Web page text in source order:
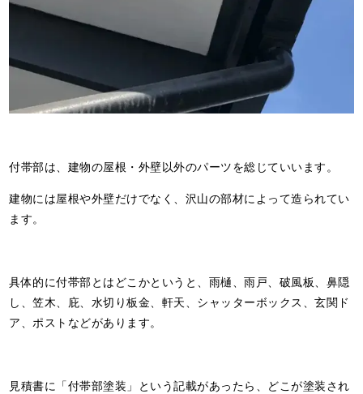
付帯部は、建物の屋根・外壁以外のパーツを総じていいます。
建物には屋根や外壁だけでなく、沢山の部材によって造られてい
ます。
具体的に付帯部とはどこかというと、雨樋、雨戸、破風板、鼻隠
し、笠木、庇、水切り板金、軒天、シャッターボックス、玄関ド
ア、ポストなどがあります。
見積書に「付帯部塗装」という記載があったら、どこが塗装され